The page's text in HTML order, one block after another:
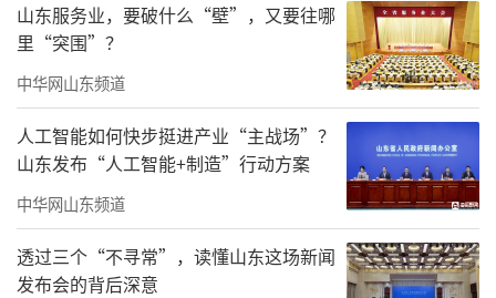
山东服务业，要破什么“壁”，又要往哪
里“突围”？
中华网山东频道
人工智能如何快步挺进产业“主战场”？
山东发布“人工智能+制造”行动方案
中华网山东频道
透过三个“不寻常”，读懂山东这场新闻
发布会的背后深意